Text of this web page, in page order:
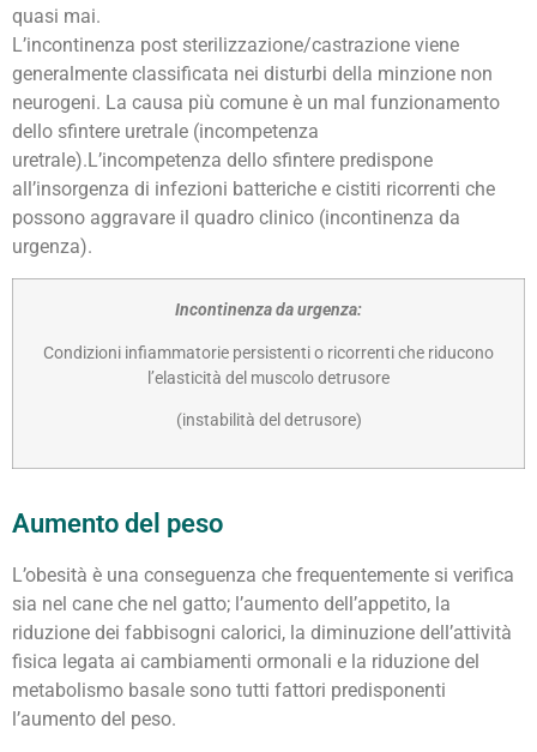
quasi mai.
L’incontinenza post sterilizzazione/castrazione viene
generalmente classificata nei disturbi della minzione non
neurogeni. La causa più comune è un mal funzionamento
dello sfintere uretrale (incompetenza
uretrale).L’incompetenza dello sfintere predispone
all’insorgenza di infezioni batteriche e cistiti ricorrenti che
possono aggravare il quadro clinico (incontinenza da
urgenza).
Incontinenza da urgenza:
Condizioni infiammatorie persistenti o ricorrenti che riducono
l’elasticità del muscolo detrusore
(instabilità del detrusore)
Aumento del peso
L’obesità è una conseguenza che frequentemente si verifica
sia nel cane che nel gatto; l’aumento dell’appetito, la
riduzione dei fabbisogni calorici, la diminuzione dell’attività
fisica legata ai cambiamenti ormonali e la riduzione del
metabolismo basale sono tutti fattori predisponenti
l’aumento del peso.